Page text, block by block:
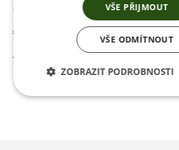
Skladem
Jenon Leather kožený motýlek VINE
750 Kč
VŠE PŘIJMOUT
VŠE ODMÍTNOUT
ZOBRAZIT PODROBNOSTI